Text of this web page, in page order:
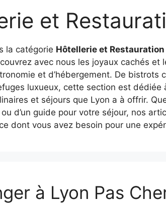
et
la catégorie Hôtellerie et
avec nous les joyaux cachés
et d’hébergement. De
luxueux, cette section est dédiée
et séjours que Lyon a à offrir.
d’un guide pour votre séjour, nos
dont vous avez besoin pour une
à Lyon Pas